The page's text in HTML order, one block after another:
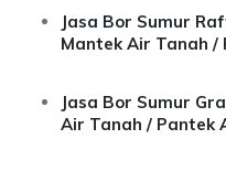
Jasa Bor Sumur
Mantek Air Tanah /
Jasa Bor Sumur
Air Tanah / Pantek